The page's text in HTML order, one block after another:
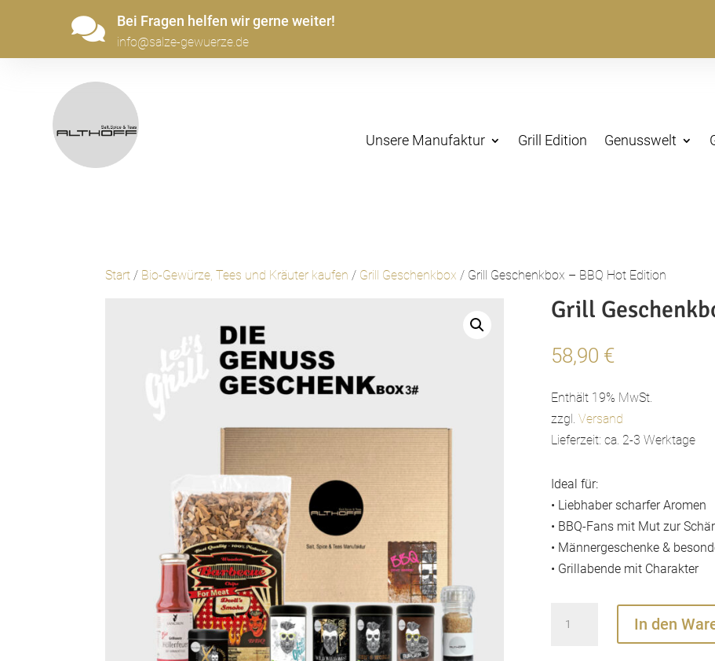
 Bei Fragen helfen wir gerne weiter!
info@salze-gewuerze.de
Unsere Manufaktur Grill Edition Genusswelt
Start / Bio-Gewürze, Tees und Kräuter kaufen / Grill Geschenkbox / Grill Geschenkbox – BBQ Hot Edition
Grill
58,90 €
Enthält 19% MwSt.
zzgl. Versand
Lieferzeit: ca. 2-3 Werktage
Ideal für:
• Liebhaber scharfer Aromen
• BBQ-Fans mit Mut zur
• Männergeschenke &
• Grillabende mit Charakter
In den